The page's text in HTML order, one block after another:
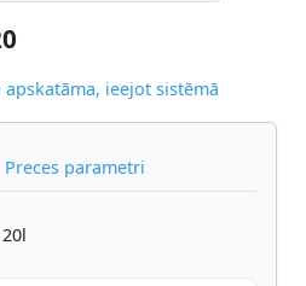
ieejot sistēmā
Preces parametri